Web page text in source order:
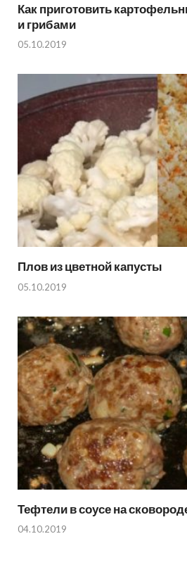
Как приготовить
и грибами
05.10.2019
Плов из цветной капусты
05.10.2019
Тефтели в соусе на
04.10.2019